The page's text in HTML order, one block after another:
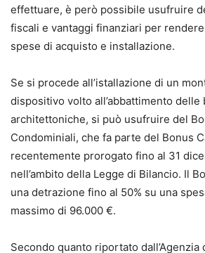
effettuare, è però possibile usufruire
fiscali e vantaggi finanziari per
spese di acquisto e installazione.
Se si procede all’istallazione di un
dispositivo volto all’abbattimento delle
architettoniche, si può usufruire del
Condominiali, che fa parte del Bonus
recentemente prorogato fino al 31
nell’ambito della Legge di Bilancio. Il
una detrazione fino al 50% su una
massimo di 96.000 €.
Secondo quanto riportato